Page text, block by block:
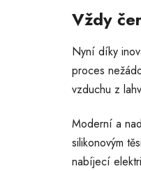
Vždy
Nyní díky
proces
vzduchu z
Moderní a
silikonovým
nabíjecí